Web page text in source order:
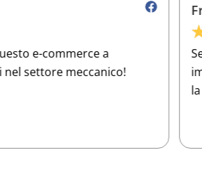
e assistenza clienti
ciò di cui ho bisogno per